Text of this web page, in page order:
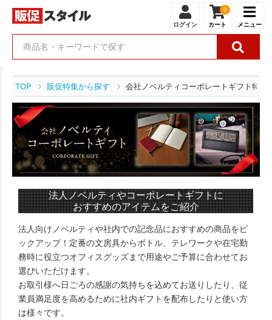
ログイン
0
カート メニュー
TOP 販促特集から探す 会社ノベルティコーポレートギフト特集
法人ノベルティやコーポレートギフトに
おすすめのアイテムをご紹介
法人向けノベルティや社内での記念品におすすめの商品をピ
ックアップ！定番の文房具からボトル、テレワークや在宅勤
務時に役立つオフィスグッズまで用途やご予算に合わせてお
選びいただけます。
お取引様へ日ごろの感謝の気持ちを込めてお送りしたり、従
業員満足度を高めるために社内ギフトを配布したりと使い方
は様々です。